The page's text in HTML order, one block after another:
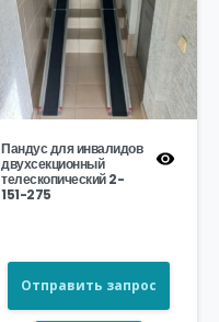
Пандус для инвалидов
двухсекционный
телескопический 2-
151-275
Отправить запрос